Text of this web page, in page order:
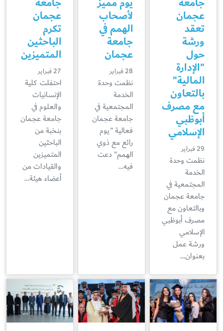
عجمان
تعقد
ورشة
حول
"الإدارة
المالية"
بالتعاون
مع مصرف
أبوظبي
الإسلامي
29 فبراير
نظمت وحدة
الخدمة
المجتمعية في
جامعة عجمان
وبالتعاون مع
مصرف أبوظبي
الإسلامي
ورشة عمل
بعنوان…
لأصحاب
الهمم في
جامعة
عجمان
28 فبراير
نظمت وحدة
الخدمة
المجتمعية في
جامعة عجمان
فعالية "يوم
رائع مع ذوي
الهمم" دعت
فيه…
عجمان
تكرم
الباحثين
المتميزين
27 فبراير
احتفلت كلية
الإنسانيات
والعلوم في
جامعة عجمان
بنخبة من
الباحثين
المتميزين
والقيادات من
أعضاء هيئة…